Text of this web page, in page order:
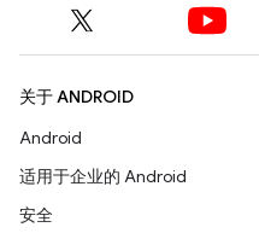
关于 ANDROID
Android
适用于企业的 Android
安全